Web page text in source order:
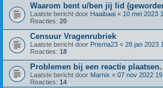
Waarom bent u/ben jij lid
Laatste bericht door Haaibaai « 10 mei 2023
Reacties: 20
Censuur Vragenrubriek
Laatste bericht door Prisma23 « 28 jan 2023
Reacties: 18
Problemen bij een reactie plaatsen.
Laatste bericht door Marnix « 07 nov 2022
Reacties: 14